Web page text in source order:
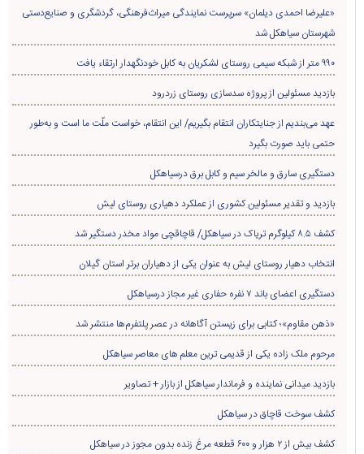
«علیرضا احمدی دیلمان» سرپرست نمایندگی میراث‌فرهنگی، گردشگری و صنایع‌دستی
شهرستان سیاهکل شد
۹۹۰ متر از شبکه سیمی روستای لشکریان به کابل خودنگهدار ارتقاء یافت
بازدید مسئولین از پروژه سدسازی روستای زردرود
عهد می‌بندیم از جنایتکاران انتقام بگیریم/ این انتقام، خواست ملّت ما است و به‌طور
حتمی باید صورت بگیرد
دستگیری سارق و مالخر سیم و کابل برق درسیاهکل
بازدید و تقدیر مسئولین کشوری از عملکرد دهیاری روستای لیش
کشف ۸.۵ کیلوگرم تریاک در سیاهکل/ قاچاقچی مواد مخدر دستگیر شد
انتخاب دهیار روستای لیش به عنوان یکی از دهیاران برتر استان گیلان
دستگیری اعضای باند ۷ نفره حفاری غير مجاز درسیاهکل
«ذهن مقاوم»؛ کتابی برای زیستن آگاهانه در عصر پلتفرم‌ها منتشر شد
مرحوم ملک زاده یکی از قدیمی ترین معلم های معاصر سیاهکل
بازدید میدانی نماینده و فرماندار سیاهکل از بازار + تصاویر
کشف سوخت قاچاق در سياهکل
کشف بیش از ۲ هزار و ۶۰۰ قطعه مرغ زنده بدون مجوز در سیاهکل